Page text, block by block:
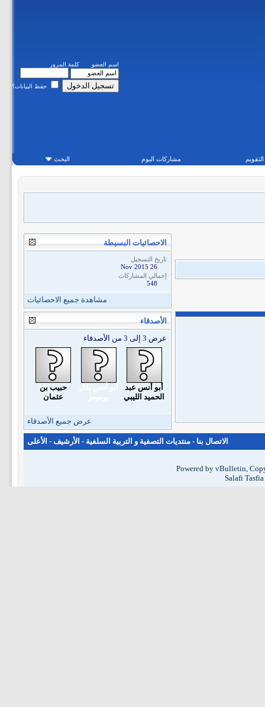
اسم العضو كلمة المرور
حفظ البيانات؟
التقويم مشاركات اليوم البحث
الاحصائيات البسيطة
تاريخ التسجيل
26 Nov 2015
إجمالي المشاركات
548
مشاهدة جميع الاحصائيات
الأصدقاء
عرض 3 إلى 3 من الأصدقاء
أبو أنس عبد
الحميد الليبي
حبيب بن
عثمان
عرض جميع الأصدقاء
الاتصال بنا - منتديات التصفية و التربية السلفية - الأرشيف - الأعلى
Powered by vBulletin,
Salafi